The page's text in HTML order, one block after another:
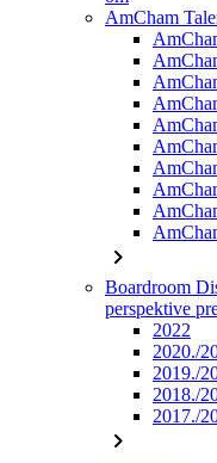
AmCham
chevron_right
Boardroom
perspektive
2022
2020./
2019./
2018./
2017./
chevron_right